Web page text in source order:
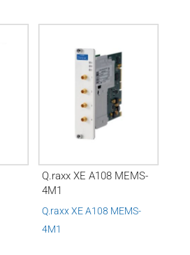
Q.raxx XE A108 MEMS-
4M1
Q.raxx XE A108 MEMS-
4M1